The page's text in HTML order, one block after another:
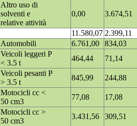
Altro uso di
solventi e
relative attività
0,00 3.674,51
11.580,07 2.399,11
Automobili
6.761,00
834,03
Veicoli leggeri P
< 3.5 t
464,44
71,14
Veicoli pesanti P
> 3.5 t
845,99
244,88
Motocicli cc <
50 cm3
77,08
17,08
Motocicli cc >
50 cm3
3.431,56
309,51